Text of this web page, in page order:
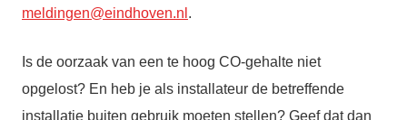
meldingen@eindhoven.nl .
Is de oorzaak van een te hoog CO-gehalte niet
opgelost? En heb je als installateur de betreffende
installatie buiten gebruik moeten stellen? Geef dat dan